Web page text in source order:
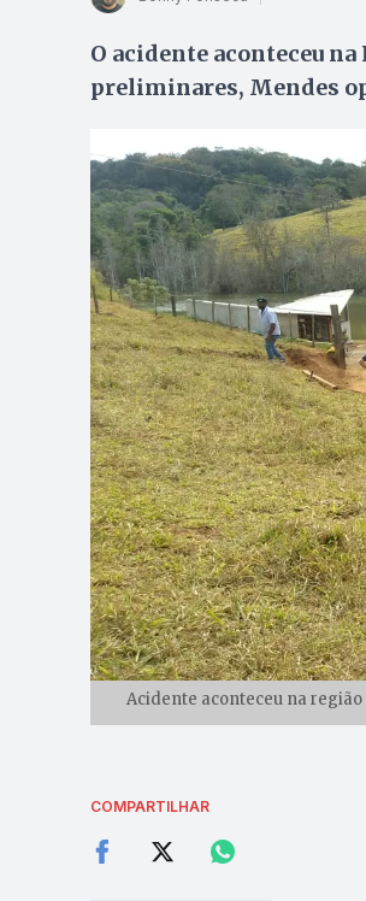
O acidente aconteceu
preliminares, Mendes
Acidente aconteceu na
COMPARTILHAR